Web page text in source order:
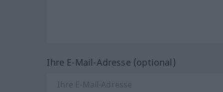
Ihre E-Mail-Adresse (optional)